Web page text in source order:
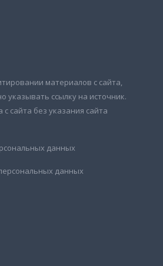
материалов с сайта,
указывать ссылку на источник.
сайта без указания сайта
данных
данных